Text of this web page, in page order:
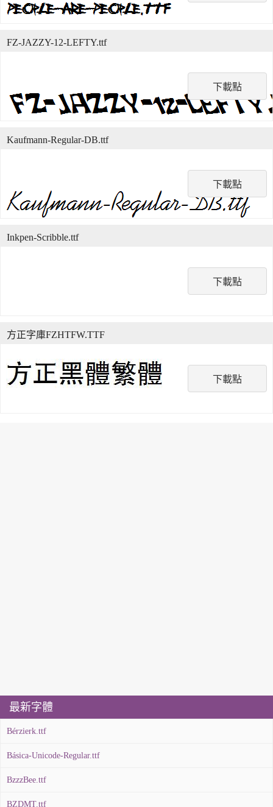
下載點
FZ-JAZZY-12-LEFTY.ttf
下載點
Kaufmann-Regular-DB.ttf
下載點
Inkpen-Scribble.ttf
下載點
方正字庫FZHTFW.TTF
最新字體
Bérzierk.ttf
Básica-Unicode-Regular.ttf
BzzzBee.ttf
BZDMT.ttf